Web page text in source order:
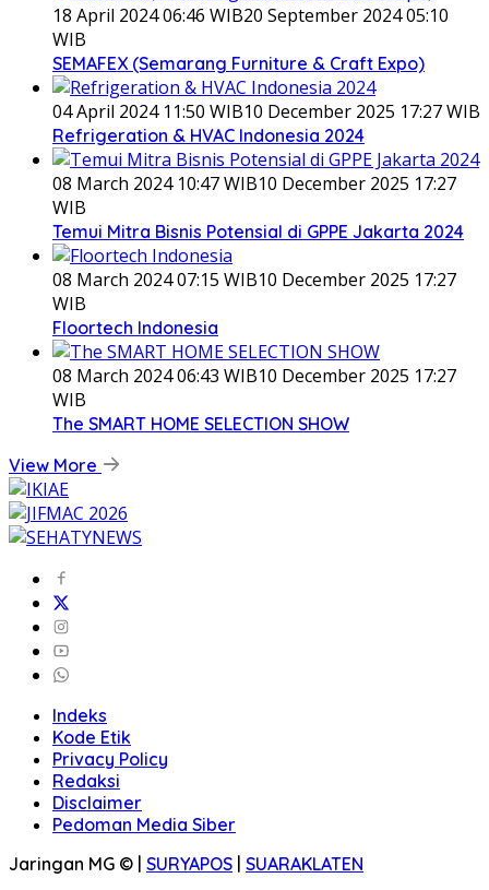
18 April 2024 06:46 WIB20 September 2024 05:10
WIB
SEMAFEX (Semarang Furniture & Craft Expo)
04 April 2024 11:50 WIB10 December 2025 17:27 WIB
Refrigeration & HVAC Indonesia 2024
08 March 2024 10:47 WIB10 December 2025 17:27
WIB
Temui Mitra Bisnis Potensial di GPPE Jakarta 2024
08 March 2024 07:15 WIB10 December 2025 17:27
WIB
Floortech Indonesia
08 March 2024 06:43 WIB10 December 2025 17:27
WIB
The SMART HOME SELECTION SHOW
View More
Indeks
Kode Etik
Privacy Policy
Redaksi
Disclaimer
Pedoman Media Siber
Jaringan MG © | SURYAPOS | SUARAKLATEN